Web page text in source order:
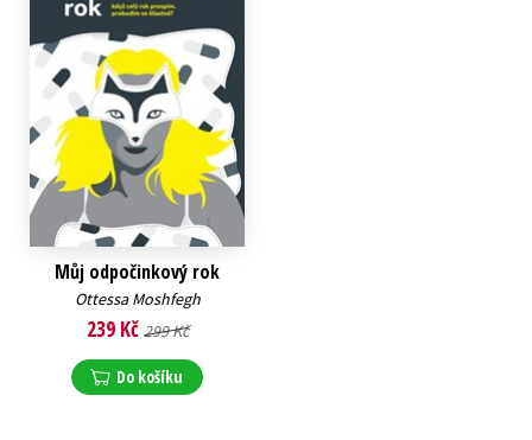
Můj odpočinkový rok
Ottessa Moshfegh
239 Kč 299 Kč
Do košíku